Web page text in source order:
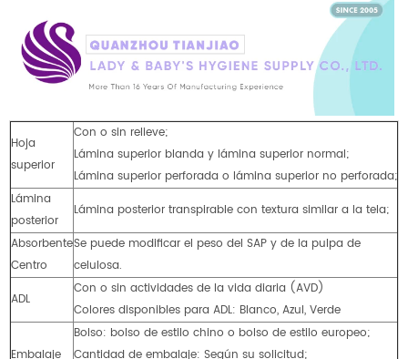
Hoja
superior
Con o sin relieve;
Lámina superior blanda y lámina superior normal;
Lámina superior perforada o lámina superior no perforada;
Lámina
posterior
Lámina posterior transpirable con textura similar a la tela;
Absorbente
Centro
Se puede modificar el peso del SAP y de la pulpa de
celulosa.
ADL
Con o sin actividades de la vida diaria (AVD)
Colores disponibles para ADL: Blanco, Azul, Verde
Embalaje
Bolso: bolso de estilo chino o bolso de estilo europeo;
Cantidad de embalaje: Según su solicitud;